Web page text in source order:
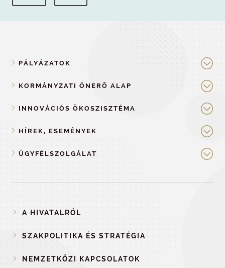
PÁLYÁZATOK
KORMÁNYZATI ÖNERŐ ALAP
INNOVÁCIÓS ÖKOSZISZTÉMA
HÍREK, ESEMÉNYEK
ÜGYFÉLSZOLGÁLAT
A HIVATALRÓL
SZAKPOLITIKA ÉS STRATÉGIA
NEMZETKÖZI KAPCSOLATOK